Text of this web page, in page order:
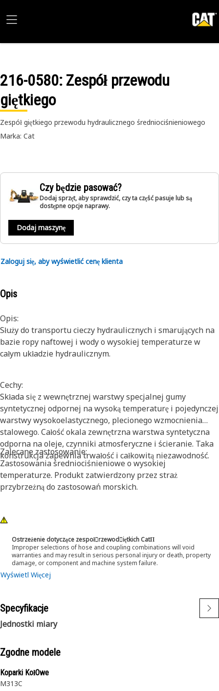
216-0580: Zespół przewodu
giętkiego
Zespół giętkiego przewodu hydraulicznego średniociśnieniowego
Marka: Cat
Czy będzie pasować?
Dodaj sprzęt, aby sprawdzić, czy ta część pasuje lub są
dostępne opcje naprawy.
Dodaj maszynę
Zaloguj się, aby wyświetlić cenę klienta
Opis
Opis:
Służy do transportu cieczy hydraulicznych i smarujących na
bazie ropy naftowej i wody o wysokiej temperaturze w
całym układzie hydraulicznym.
Cechy:
Składa się z wewnętrznej warstwy specjalnej gumy
syntetycznej odpornej na wysoką temperaturę i pojedynczej
warstwy wysokoelastycznego, plecionego wzmocnienia
stalowego. Całość okala zewnętrzna warstwa syntetyczna
odporna na oleje, czynniki atmosferyczne i ścieranie. Taka
konstrukcja zapewnia trwałość i całkowitą niezawodność.
Zalecane zastosowanie:
Zastosowania średniociśnieniowe o wysokiej
temperaturze. Produkt zatwierdzony przez straż
przybrzeżną do zastosowań morskich.
Ostrzeżenie dotyczące zespoł󷠰rzewod󷠧iętkich CatΠ
Improper selections of hose and coupling combinations will void
warranties and may result in serious personal injury or death, property
damage, or component and machine system failure.
Wyświetl Więcej
Specyfikacje
Jednostki miary
Zgodne modele
Koparki KołOwe
M313C